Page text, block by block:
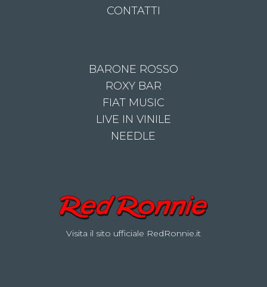
CONTATTI
BARONE ROSSO
ROXY BAR
FIAT MUSIC
LIVE IN VINILE
NEEDLE
Visita il sito ufficiale RedRonnie.it